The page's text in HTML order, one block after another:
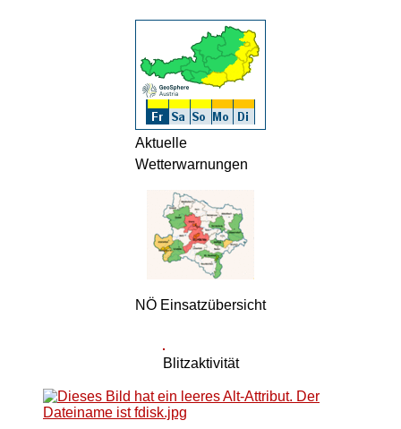
Aktuelle
Wetterwarnungen
NÖ Einsatzübersicht
Blitzaktivität